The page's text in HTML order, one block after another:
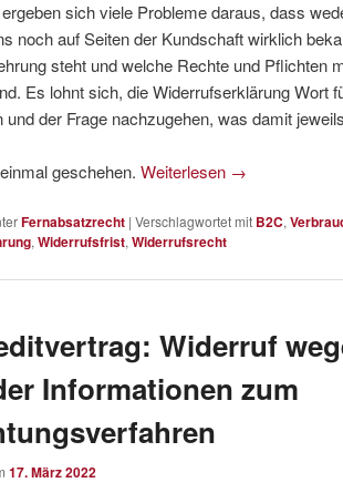
sich viele Probleme daraus, dass
noch auf Seiten der Kundschaft wirklich
steht und welche Rechte und Pflichten
Es lohnt sich, die Widerrufserklärung Wort
und der Frage nachzugehen, was damit
geschehen. Weiterlesen →
Fernabsatzrecht | Verschlagwortet mit B2C,
, Widerrufsfrist, Widerrufsrecht
Widerruf
Informationen zum
17. März 2022